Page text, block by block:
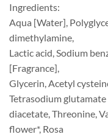
Ingredients:
Aqua [Water],
dimethylamine,
Lactic acid, Sodium
[Fragrance],
Glycerin, Acetyl
Tetrasodium glutamate
diacetate, Threonine,
flower*, Rosa